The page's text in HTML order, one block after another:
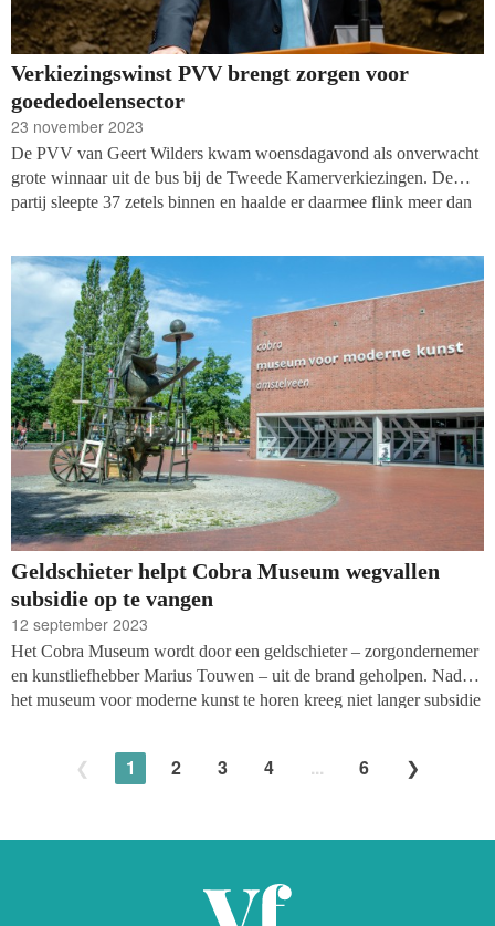
Verkiezingswinst PVV brengt zorgen voor
goededoelensector
23 november 2023
De PVV van Geert Wilders kwam woensdagavond als onverwacht
grote winnaar uit de bus bij de Tweede Kamerverkiezingen. De
partij sleepte 37 zetels binnen en haalde er daarmee flink meer dan
en welke plannen standhouden, is de eerste reactie vanuit de
filantropische sector pessimistisch. Vooral vluchtelingen- en
klimaatorganisaties maken zich zorgen.
Geldschieter helpt Cobra Museum wegvallen
subsidie op te vangen
12 september 2023
Het Cobra Museum wordt door een geldschieter – zorgondernemer
en kunstliefhebber Marius Touwen – uit de brand geholpen. Nadat
het museum voor moderne kunst te horen kreeg niet langer subsidie
aan een zijden draadje.
1 2 3 4 ... 6